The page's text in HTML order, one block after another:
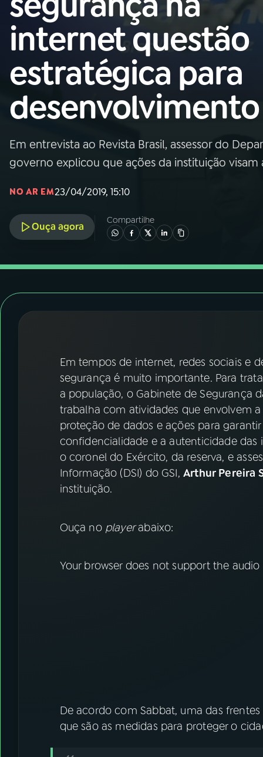
01INÍCIO
02 A RÁDIO
03PROGRAMAÇÃO
04PROGRAMAS
05 PODCASTS
06VIDEOCASTS
07ÚLTIMAS
YouTube Facebook
Instagram X
internet questão
estratégica para
desenvolvimento
Em entrevista ao Revista Brasil, assessor do
governo explicou que ações da instituição
NO AR EM23/04/2019, 15:10
Ouça agora
Compartilhe
Em tempos de internet, redes sociais e
segurança é muito importante. Para
a população, o Gabinete de Segurança
trabalha com atividades que envolvem
proteção de dados e ações para
confidencialidade e a autenticidade
o coronel do Exército, da reserva, e
Informação (DSI) do GSI, Arthur Pereira
instituição.
Ouça no playerabaixo:
Your browser does not support the
De acordo com Sabbat, uma das
que são as medidas para proteger o